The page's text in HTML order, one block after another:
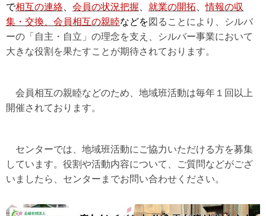
で相互の連絡 会員の状況把握 就業の開拓 、情報の収
集・交換、会員相互の親睦などを図ることにより、シルバ
ーの「自主・自立」の理念を支え、シルバー事業において
大きな役割を果たすことが期待されております。
会員相互の親睦などのため、地域班活動は毎年１回以上
開催されております。
センターでは、地域班活動にご協力いただける方を募集
しています。役割や活動内容について、ご質問などがござ
いましたら、センターまでお問い合わせください。